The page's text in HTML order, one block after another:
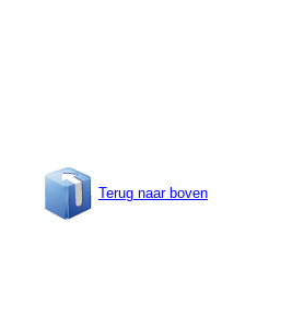
Terug naar boven